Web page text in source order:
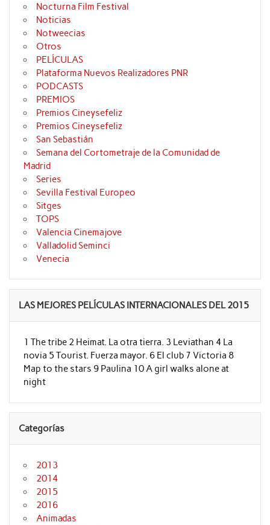
Nocturna Film Festival
Noticias
Notweecias
Otros
PELÍCULAS
Plataforma Nuevos Realizadores PNR
PODCASTS
PREMIOS
Premios Cineysefeliz
Premios Cineysefeliz
San Sebastián
Semana del Cortometraje de la Comunidad de
Madrid
Series
Sevilla Festival Europeo
Sitges
TOPS
Valencia Cinemajove
Valladolid Seminci
Venecia
LAS MEJORES PELÍCULAS INTERNACIONALES DEL 2015
1 The tribe 2 Heimat. La otra tierra. 3 Leviathan 4 La
novia 5 Tourist. Fuerza mayor. 6 El club 7 Victoria 8
Map to the stars 9 Paulina 10 A girl walks alone at
night
Categorías
2013
2014
2015
2016
Animadas